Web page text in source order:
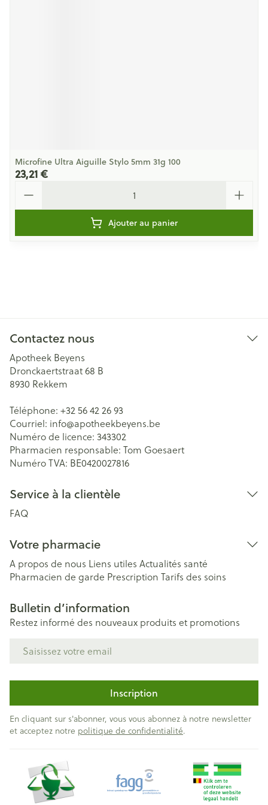
Microfine Ultra Aiguille Stylo 5mm 31g 100
23,21 €
Ajouter au panier
Contactez nous
Apotheek Beyens
Dronckaertstraat 68 B
8930 Rekkem
Téléphone: +32 56 42 26 93
Courriel: info@apotheekbeyens.be
Numéro de licence: 343302
Pharmacien responsable: Tom Goesaert
Numéro TVA: BE0420027816
Service à la clientèle
FAQ
Votre pharmacie
A propos de nous Liens utiles Actualités santé
Pharmacien de garde Prescription Tarifs des soins
Bulletin d’information
Restez informé des nouveaux produits et promotions
Inscription
En cliquant sur s'abonner, vous vous abonnez à notre newsletter
et acceptez notre politique de confidentialité.